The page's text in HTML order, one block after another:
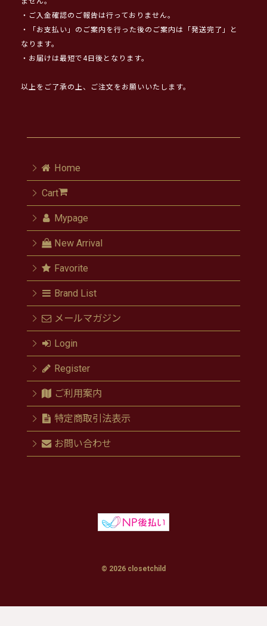
・ご入金確認のご報告は行っておりません。
・「お支払い」のご案内を行った後のご案内は「発送完了」と
なります。
・お届けは最短で4日後となります。
以上をご了承の上、ご注文をお願いいたします。
Home
Cart
Mypage
New Arrival
Favorite
Brand List
メールマガジン
Login
Register
ご利用案内
特定商取引法表示
お問い合わせ
© 2026 closetchild